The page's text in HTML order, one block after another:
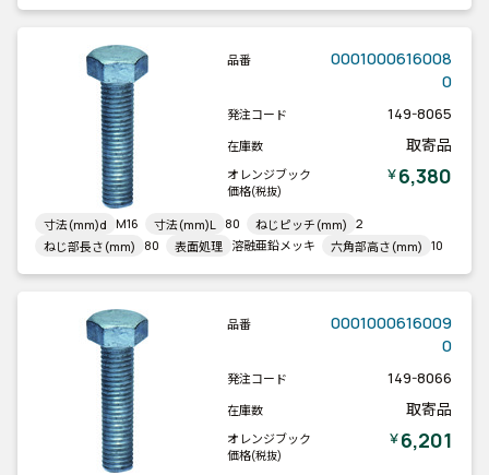
品番
0001000616008
0
発注コード 149-8065
在庫数 取寄品
オレンジブック
価格(税抜)
￥6,380
寸法(mm)d M16 寸法(mm)L 80 ねじピッチ(mm) 2
ねじ部長さ(mm)
80 表面処理 溶融亜鉛メッキ 六角部高さ(mm) 10
品番
0001000616009
0
発注コード 149-8066
在庫数 取寄品
オレンジブック
価格(税抜)
￥6,201